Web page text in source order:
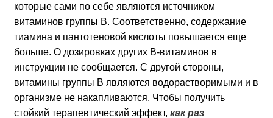
которые сами по себе являются источником
витаминов группы B. Соответственно, содержание
тиамина и пантотеновой кислоты повышается еще
больше. О дозировках других B-витаминов в
инструкции не сообщается. С другой стороны,
витамины группы B являются водорастворимыми и в
организме не накапливаются. Чтобы получить
стойкий терапевтический эффект,как раз